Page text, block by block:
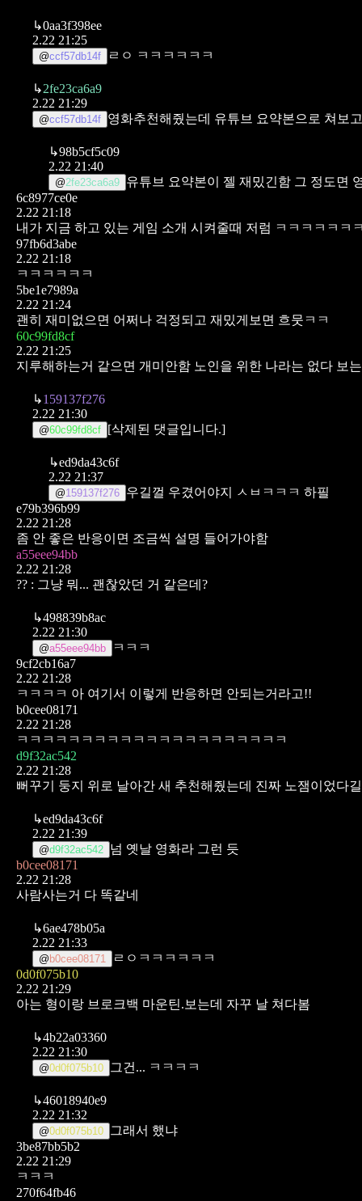
↳0aa3f398ee
2.22 21:25
@ccf57db14f ㄹㅇ ㅋㅋㅋㅋㅋㅋ
↳2fe23ca6a9
2.22 21:29
@ccf57db14f 영화추천해줬는데 유튜브 요약본으로 쳐보
↳98b5cf5c09
2.22 21:40
@2fe23ca6a9 유튜브 요약본이 젤 재밌긴함 그 정도면
6c8977ce0e
2.22 21:18
내가 지금 하고 있는 게임 소개 시켜줄때 저럼 ㅋㅋㅋㅋㅋㅋ
97fb6d3abe
2.22 21:18
ㅋㅋㅋㅋㅋㅋ
5be1e7989a
2.22 21:24
괜히 재미없으면 어쩌나 걱정되고 재밌게보면 흐뭇ㅋㅋ
60c99fd8cf
2.22 21:25
지루해하는거 같으면 개미안함 노인을 위한 나라는 없다 보
↳159137f276
2.22 21:30
@60c99fd8cf [삭제된 댓글입니다.]
↳ed9da43c6f
2.22 21:37
@159137f276 우길껄 우겼어야지 ㅅㅂㅋㅋㅋ 하필
e79b396b99
2.22 21:28
좀 안 좋은 반응이면 조금씩 설명 들어가야함
a55eee94bb
2.22 21:28
?? : 그냥 뭐... 괜찮았던 거 같은데?
↳498839b8ac
2.22 21:30
@a55eee94bb
ㅋㅋㅋ
9cf2cb16a7
2.22 21:28
ㅋㅋㅋㅋ 아 여기서 이렇게 반응하면 안되는거라고!!
b0cee08171
2.22 21:28
ㅋㅋㅋㅋㅋㅋㅋㅋㅋㅋㅋㅋㅋㅋㅋㅋㅋㅋㅋㅋㅋ
d9f32ac542
2.22 21:28
뻐꾸기 둥지 위로 날아간 새 추천해줬는데 진짜 노잼이었다
↳ed9da43c6f
2.22 21:39
@d9f32ac542 넘 옛날 영화라 그런 듯
b0cee08171
2.22 21:28
사람사는거 다 똑같네
↳6ae478b05a
2.22 21:33
@ b0cee08171
ㄹㅇㅋㅋㅋㅋㅋㅋ
0d0f075b10
2.22 21:29
아는 형이랑 브로크백 마운틴.보는데 자꾸 날 쳐다봄
↳4b22a03360
2.22 21:30
@0d0f075b10 그건... ㅋㅋㅋㅋ
↳46018940e9
2.22 21:32
@0d0f075b10
그래서 했냐
3be87bb5b2
2.22 21:29
ㅋㅋㅋ
270f64fb46